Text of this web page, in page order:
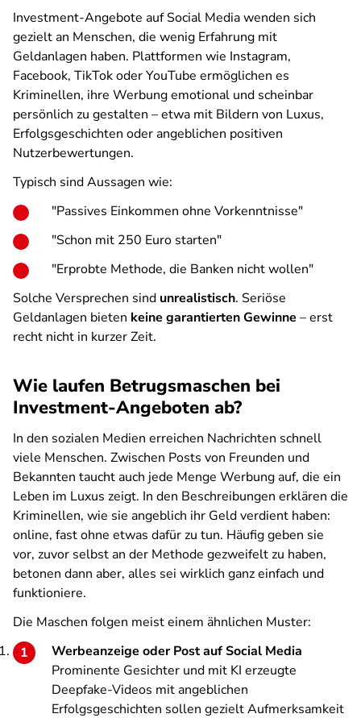
Investment-Angebote auf Social Media wenden sich
gezielt an Menschen, die wenig Erfahrung mit
Geldanlagen haben. Plattformen wie Instagram,
Facebook, TikTok oder YouTube ermöglichen es
Kriminellen, ihre Werbung emotional und scheinbar
persönlich zu gestalten – etwa mit Bildern von Luxus,
Erfolgsgeschichten oder angeblichen positiven
Nutzerbewertungen.
Typisch sind Aussagen wie:
"Passives Einkommen ohne Vorkenntnisse"
"Schon mit 250 Euro starten"
"Erprobte Methode, die Banken nicht wollen"
Solche Versprechen sind unrealistisch. Seriöse
Geldanlagen bieten keine garantierten Gewinne – erst
recht nicht in kurzer Zeit.
Wie laufen Betrugsmaschen bei
Investment-Angeboten ab?
In den sozialen Medien erreichen Nachrichten schnell
viele Menschen. Zwischen Posts von Freunden und
Bekannten taucht auch jede Menge Werbung auf, die ein
Leben im Luxus zeigt. In den Beschreibungen erklären die
Kriminellen, wie sie angeblich ihr Geld verdient haben:
online, fast ohne etwas dafür zu tun. Häufig geben sie
vor, zuvor selbst an der Methode gezweifelt zu haben,
betonen dann aber, alles sei wirklich ganz einfach und
funktioniere.
Die Maschen folgen meist einem ähnlichen Muster:
Werbeanzeige oder Post auf Social Media
Prominente Gesichter und mit KI erzeugte
Deepfake-Videos mit angeblichen
Erfolgsgeschichten sollen gezielt Aufmerksamkeit